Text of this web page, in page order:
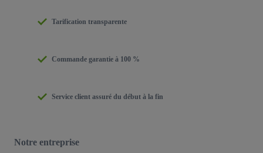
Tarification transparente
Commande garantie à 100 %
Service client assuré du début à la fin
Notre entreprise